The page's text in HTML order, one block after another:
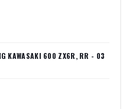
KAWASAKI 600 ZX6R, RR - 03